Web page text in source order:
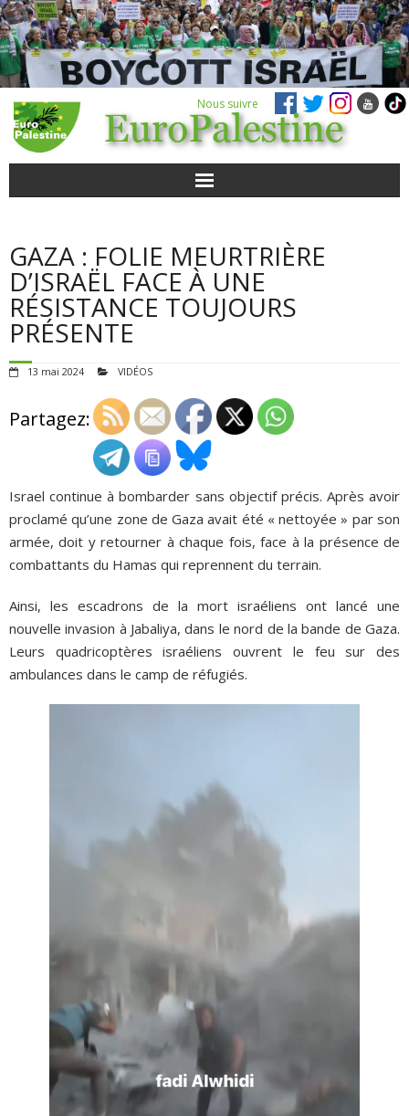
Nous suivre
POUR AGIR
AGENDA
QUI SOMMES-NOUS ?
ADHÉSIONS, DONS, CONTACT
GAZA : FOLIE MEURTRIÈRE
D’ISRAËL FACE À UNE
RÉSISTANCE TOUJOURS
PRÉSENTE
13 mai 2024 VIDÉOS
Partagez:
Israel continue à bombarder sans objectif précis. Après avoir
proclamé qu’une zone de Gaza avait été « nettoyée » par son
armée, doit y retourner à chaque fois, face à la présence de
combattants du Hamas qui reprennent du terrain.
Ainsi, les escadrons de la mort israéliens ont lancé une
nouvelle invasion à Jabaliya, dans le nord de la bande de Gaza.
Leurs quadricoptères israéliens ouvrent le feu sur des
ambulances dans le camp de réfugiés.